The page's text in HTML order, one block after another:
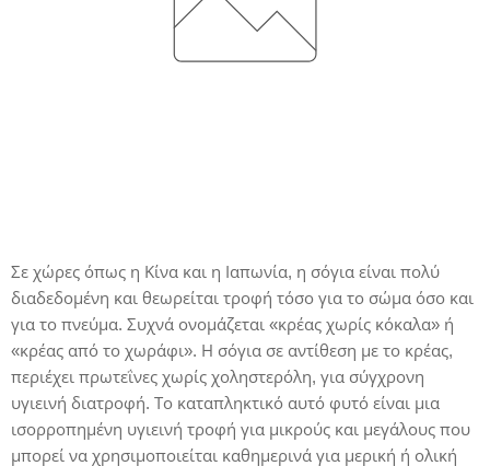
Σε χώρες όπως η Κίνα και η Ιαπωνία, η σόγια είναι πολύ
διαδεδομένη και θεωρείται τροφή τόσο για το σώμα όσο και
για το πνεύμα. Συχνά ονομάζεται «κρέας χωρίς κόκαλα» ή
«κρέας από το χωράφι». Η σόγια σε αντίθεση με το κρέας,
περιέχει πρωτεΐνες χωρίς χοληστερόλη, για σύγχρονη
υγιεινή διατροφή. Το καταπληκτικό αυτό φυτό είναι μια
ισορροπημένη υγιεινή τροφή για μικρούς και μεγάλους που
μπορεί να χρησιμοποιείται καθημερινά για μερική ή ολική